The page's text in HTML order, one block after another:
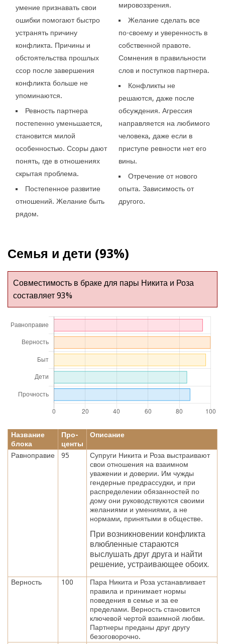
умение признавать свои
ошибки помогают быстро
устранять причину
конфликта. Причины и
обстоятельства прошлых
ссор после завершения
конфликта больше не
упоминаются.
Ревность партнера
постепенно уменьшается,
становится милой
особенностью. Ссоры дают
понять, где в отношениях
скрытая проблема.
Постепенное развитие
отношений. Желание быть
рядом.
мировоззрения.
Желание сделать все
по-своему и уверенность в
собственной правоте.
Сомнения в правильности
слов и поступков партнера.
Конфликты не
решаются, даже после
обсуждения. Агрессия
направляется на любимого
человека, даже если в
приступе ревности нет его
вины.
Отречение от нового
опыта. Зависимость от
другого.
Семья и дети (93%)
Совместимость в браке для пары Никита и Роза
составляет 93%
Название
блока
Про-
центы
Описание
Равноправие 95
Супруги Никита и Роза выстраивают
свои отношения на взаимном
уважении и доверии. Им чужды
гендерные предрассудки, и при
распределении обязанностей по
дому они руководствуются своими
желаниями и умениями, а не
нормами, принятыми в обществе.
При возникновении конфликта
влюбленные стараются
выслушать друг друга и найти
решение, устраивающее обоих.
Верность 100
Пара Никита и Роза устанавливает
правила и принимает нормы
поведения в семье и за ее
пределами. Верность становится
ключевой чертой взаимной любви.
Партнеры преданы друг другу
безоговорочно.